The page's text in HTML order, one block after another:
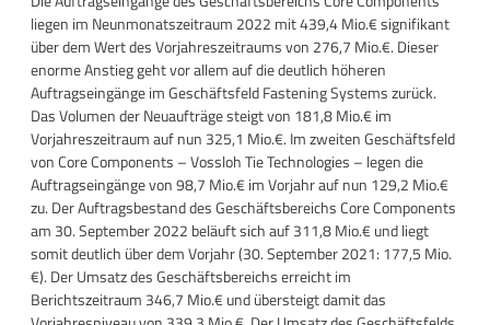
liegen im Neunmonatszeitraum 2022 mit 439,4 Mio.€ signifikant
über dem Wert des Vorjahreszeitraums von 276,7 Mio.€. Dieser
enorme Anstieg geht vor allem auf die deutlich höheren
Auftragseingänge im Geschäftsfeld Fastening Systems zurück.
Das Volumen der Neuaufträge steigt von 181,8 Mio.€ im
Vorjahreszeitraum auf nun 325,1 Mio.€. Im zweiten Geschäftsfeld
von Core Components – Vossloh Tie Technologies – legen die
Auftragseingänge von 98,7 Mio.€ im Vorjahr auf nun 129,2 Mio.€
zu. Der Auftragsbestand des Geschäftsbereichs Core Components
am 30. September 2022 beläuft sich auf 311,8 Mio.€ und liegt
somit deutlich über dem Vorjahr (30. September 2021: 177,5 Mio.
€). Der Umsatz des Geschäftsbereichs erreicht im
Berichtszeitraum 346,7 Mio.€ und übersteigt damit das